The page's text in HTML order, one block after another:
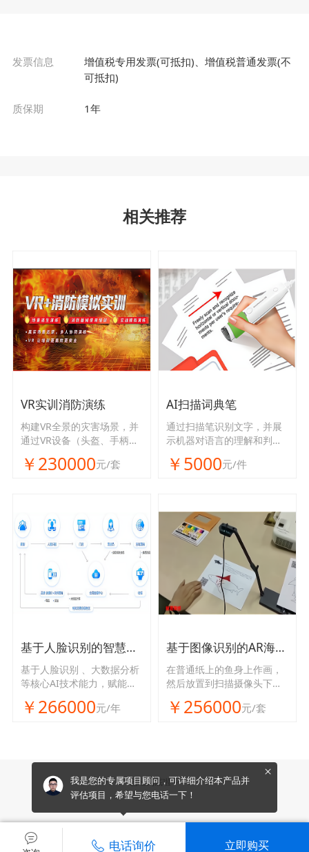
发票信息
增值税专用发票(可抵扣)、增值税普通发票(不
可抵扣)
质保期 1年
相关推荐
VR实训消防演练
构建VR全景的灾害场景，并
通过VR设备（头盔、手柄）
人机交互演练，培养和锻炼
￥230000元/套
AI扫描词典笔
通过扫描笔识别文字，并展
示机器对语言的理解和判
能。
￥5000元/件
基于人脸识别的智慧商圈
基于人脸识别 、大数据分析
等核心AI技术能力，赋能线
流分析，提升商业效率，助
￥266000元/年
基于图像识别的AR海底世界
在普通纸上的鱼身上作画，
然后放置到扫描摄像头下，
进屏幕的海底世界中。
￥256000元/套
已经到底啦～
电话询价 立即购买
我是您的专属项目顾问，可详细介绍本产品并
评估项目，希望与您电话一下！